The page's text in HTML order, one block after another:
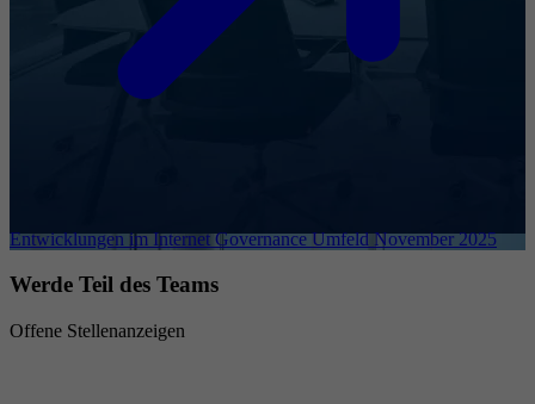
Entwicklungen im Internet Governance Umfeld November 2025
Werde Teil des Teams
Offene Stellenanzeigen